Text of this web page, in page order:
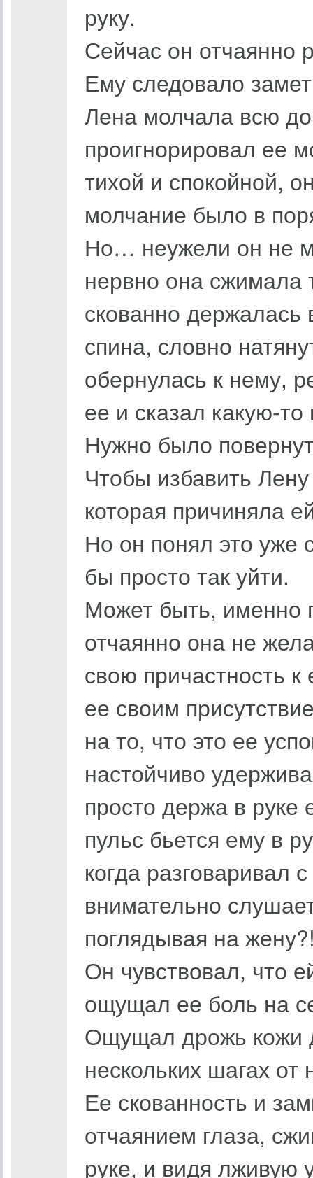
руку.
Сейчас он отчаянно
Ему следовало
Лена молчала всю
проигнорировал ее
тихой и спокойной,
молчание было в
Но… неужели он не
нервно она сжимала
скованно
спина, словно
обернулась к нему,
ее и сказал какую-то
Нужно было
Чтобы избавить
которая причиняла
Но он понял это уже
бы просто так уйти.
Может быть, именно
отчаянно она не
свою причастность
ее своим
на то, что это ее
настойчиво
просто держа в руке
пульс бьется ему в
когда разговаривал
внимательно
поглядывая на
Он чувствовал, что
ощущал ее боль на
Ощущал дрожь кожи
нескольких шагах
Ее скованность и
отчаянием глаза,
руке, и видя лживую